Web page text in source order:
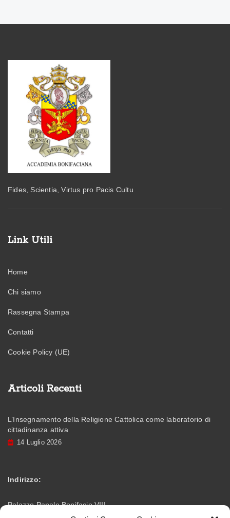
Fides, Scientia, Virtus pro Pacis Cultu
Link Utili
Home
Chi siamo
Rassegna Stampa
Contatti
Cookie Policy (UE)
Articoli Recenti
L’Insegnamento della Religione Cattolica come laboratorio di
cittadinanza attiva
14 Luglio 2026
Indirizzo:
Palazzo Papale Bonifacio VIII